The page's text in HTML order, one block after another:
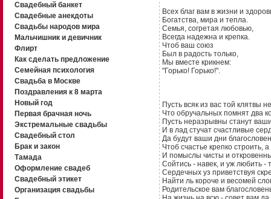
Свадебный банкет
Свадебные анекдоты
Свадьбы народов мира
Мальчишник и девичник
Флирт
Как сделать предложение
Семейная психология
Свадьба в Москве
Поздравления к 8 марта
Новый год
Первая брачная ночь
Экстремальные свадьбы
Свадебный стол
Брак и закон
Тамада
Оформление свадеб
Свадебный этикет
Организация свадьбы
Всех благ вам в жизни и
Богатства, мира и тепла.
Семья, согретая любовью,
Всегда надежна и крепка.
Чтоб ваш союз
Был в радость только,
Мы вместе крикнем:
"Горько! Горько!".
Пусть всяк из вас той клятвы
Что обручальных помнят два
Пусть неразрывны станут
И в лад стучат счастливые
Да будут ваши дни
Чтоб счастье крепко строить, а
И помыслы чисты и
Сойтись - навек, и уж любить -
Сердечных уз приветствуя
Найти ль короче и весомей
Родительское вам